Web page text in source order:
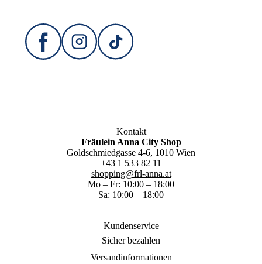
Kontakt
Fräulein Anna City Shop
Goldschmiedgasse 4-6, 1010 Wien
+43 1 533 82 11
shopping@frl-anna.at
Mo – Fr: 10:00 – 18:00
Sa: 10:00 – 18:00
Kundenservice
Sicher bezahlen
Versandinformationen